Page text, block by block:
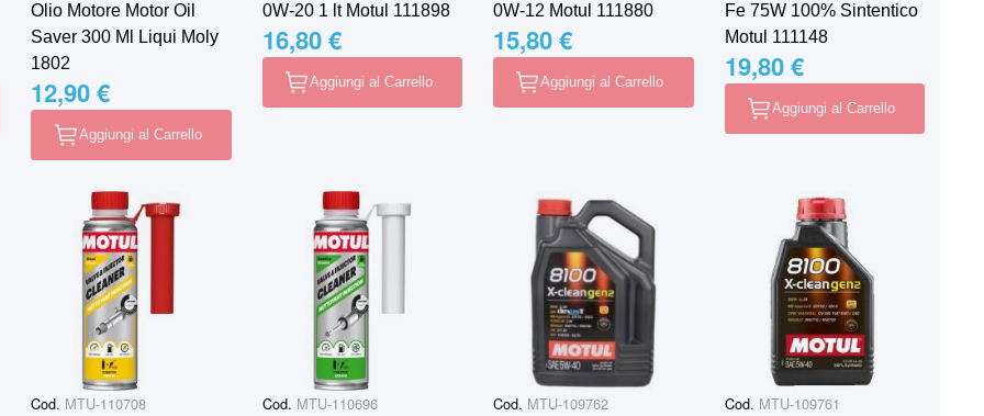
Olio Motore Motor Oil
Saver 300 Ml Liqui Moly
1802
12,90 €
Aggiungi al Carrello
0W-20 1 lt Motul 111898
16,80 €
Aggiungi al Carrello
0W-12 Motul 111880
15,80 €
Aggiungi al Carrello
Fe 75W 100% Sintentico
Motul 111148
19,80 €
Aggiungi al Carrello
Cod. MTU-110708 Cod. MTU-110696 Cod. MTU-109762 Cod. MTU-109761